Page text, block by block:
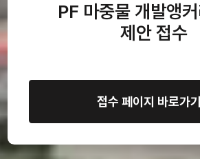
PF 마중물 개발앵
제안 접수
접수 페이지 바로가기